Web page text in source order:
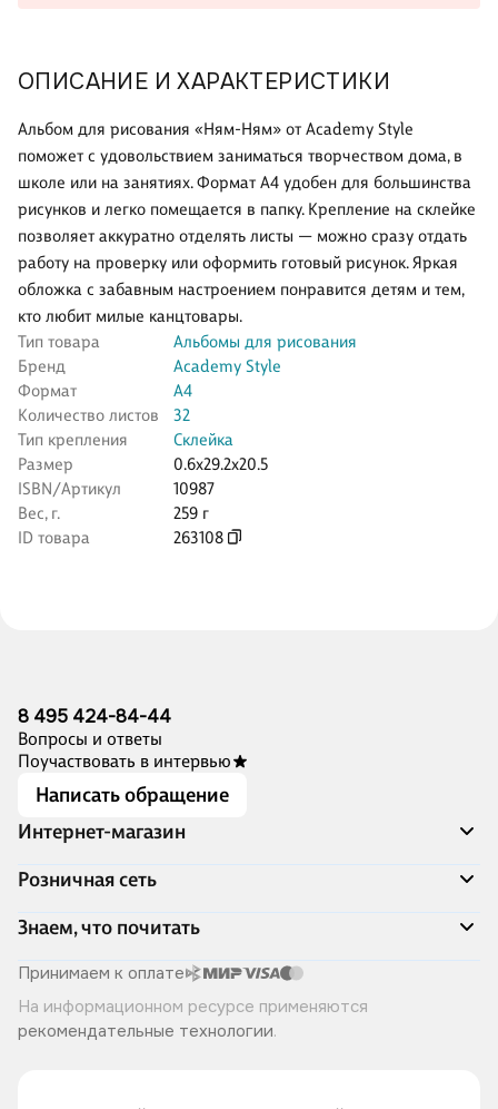
ОПИСАНИЕ И ХАРАКТЕРИСТИКИ
Альбом для рисования «Ням-Ням» от Academy Style
поможет с удовольствием заниматься творчеством дома, в
школе или на занятиях. Формат А4 удобен для большинства
рисунков и легко помещается в папку. Крепление на склейке
позволяет аккуратно отделять листы — можно сразу отдать
работу на проверку или оформить готовый рисунок. Яркая
обложка с забавным настроением понравится детям и тем,
кто любит милые канцтовары.
Тип товара
Альбомы для рисования
Бренд
Academy Style
Формат
А4
Количество листов
32
Тип крепления
Склейка
Размер
0.6x29.2x20.5
ISBN/Артикул
10987
Вес, г.
259 г
ID товара
263108
8 495 424-84-44
Вопросы и ответы
Поучаствовать в интервью
Написать обращение
Интернет-магазин
Акции
Доставка и оплата
Программа лояльности
Подарочные сертификаты
Правила продажи
Политика конфиденциальности
Розничная сеть
Адреса магазинов
Книжный Дозор
О компании
Читай-город для бизнеса
Хотите у нас работать?
Знаем, что почитать
Скоро в продаже
Лучшие из лучших
Читай-журнал
Принимаем к оплате
На информационном ресурсе применяются
рекомендательные технологии.